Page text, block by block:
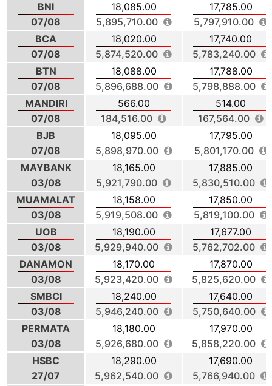
BNI
07/08
18,085.00
5,895,710.00
17,785.00
5,797,910.00
BCA
07/08
18,020.00
5,874,520.00
17,740.00
5,783,240.00
BTN
07/08
18,088.00
5,896,688.00
17,788.00
5,798,888.00
MANDIRI
07/08
566.00
184,516.00
514.00
167,564.00
BJB
07/08
18,095.00
5,898,970.00
17,795.00
5,801,170.00
MAYBANK
03/08
18,165.00
5,921,790.00
17,885.00
5,830,510.00
MUAMALAT
03/08
18,158.00
5,919,508.00
17,850.00
5,819,100.00
UOB
03/08
18,190.00
5,929,940.00
17,677.00
5,762,702.00
DANAMON
03/08
18,170.00
5,923,420.00
17,870.00
5,825,620.00
SMBCI
03/08
18,240.00
5,946,240.00
17,640.00
5,750,640.00
PERMATA
03/08
18,180.00
5,926,680.00
17,970.00
5,858,220.00
HSBC
27/07
18,290.00
5,962,540.00
17,690.00
5,766,940.00